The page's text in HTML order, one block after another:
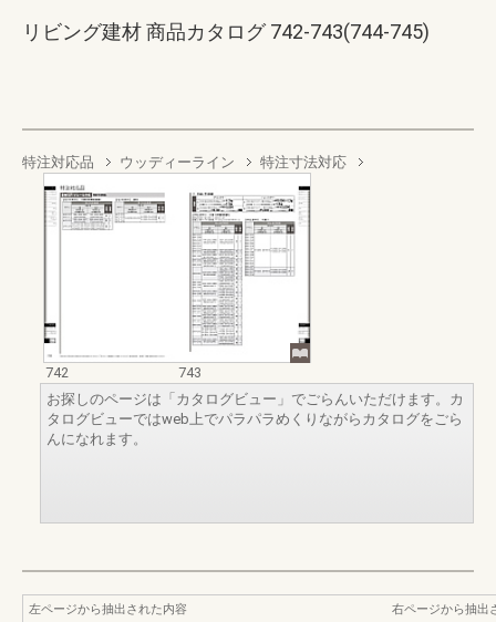
リビング建材 商品カタログ 742-743(744-745)
特注対応品 ウッディーライン 特注寸法対応
742
743
お探しのページは「カタログビュー」でごらんいただけます。カ
タログビューではweb上でパラパラめくりながらカタログをごら
んになれます。
左ページから抽出された内容
右ページから抽出